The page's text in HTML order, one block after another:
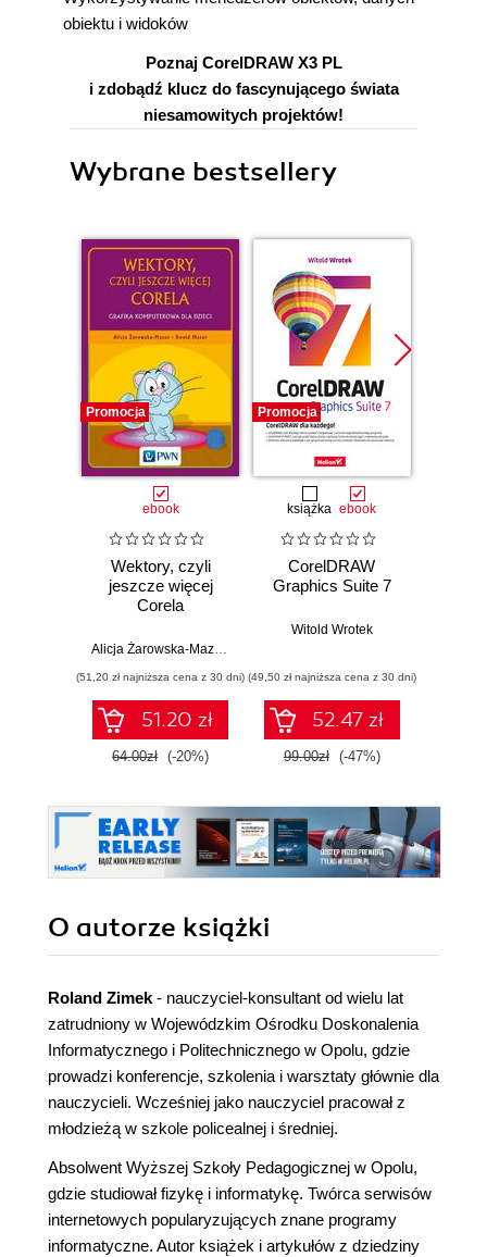
obiektu i widoków
Poznaj CorelDRAW X3 PL
i zdobądź klucz do fascynującego świata
niesamowitych projektów!
Wybrane bestsellery
Promocja
ebook
Wektory, czyli
jeszcze więcej
Corela
Alicja Żarowska-Mazur,
(51,20 zł najniższa cena z 30 dni)
51.20 zł
64.00zł (-20%)
Promocja
książka ebook
CorelDRAW
Graphics Suite 7
Witold Wrotek
(49,50 zł najniższa cena z 30 dni)
52.47 zł
99.00zł (-47%)
O autorze książki
Roland Zimek - nauczyciel-konsultant od wielu lat
zatrudniony w Wojewódzkim Ośrodku Doskonalenia
Informatycznego i Politechnicznego w Opolu, gdzie
prowadzi konferencje, szkolenia i warsztaty głównie dla
nauczycieli. Wcześniej jako nauczyciel pracował z
młodzieżą w szkole policealnej i średniej.
Absolwent Wyższej Szkoły Pedagogicznej w Opolu,
gdzie studiował fizykę i informatykę. Twórca serwisów
internetowych popularyzujących znane programy
informatyczne. Autor książek i artykułów z dziedziny